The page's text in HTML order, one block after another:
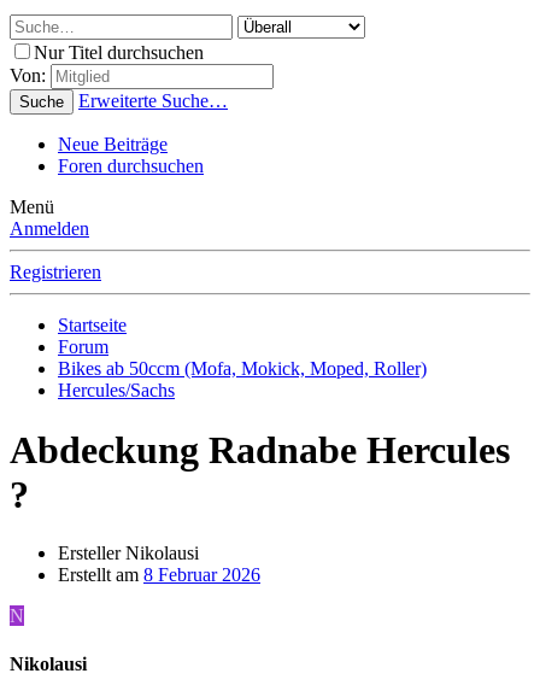
Nur Titel durchsuchen
Von:
Suche Erweiterte Suche…
Neue Beiträge
Foren durchsuchen
Menü
Anmelden
Registrieren
Startseite
Forum
Bikes ab 50ccm (Mofa, Mokick, Moped, Roller)
Hercules/Sachs
Abdeckung Radnabe Hercules
?
ErstellerNikolausi
Erstellt am 8 Februar 2026
N
Nikolausi